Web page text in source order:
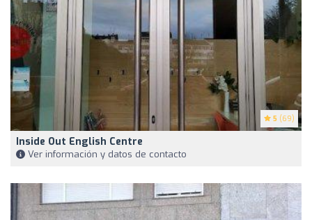
5 (69)
Inside Out English Centre
Ver información y datos de contacto